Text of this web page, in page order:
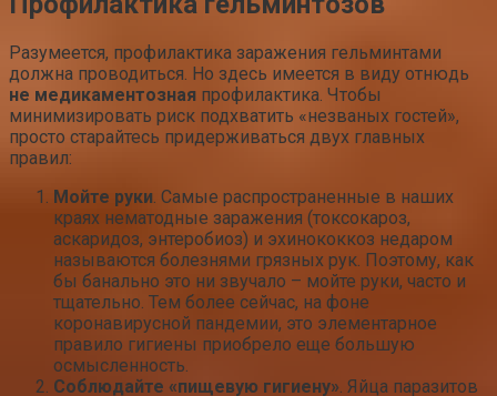
Разумеется, профилактика заражения гельминтами
должна проводиться. Но здесь имеется в виду отнюдь
не медикаментозная профилактика. Чтобы
минимизировать риск подхватить «незваных гостей»,
просто старайтесь придерживаться двух главных
правил:
Мойте руки. Самые распространенные в наших
краях нематодные заражения (токсокароз,
аскаридоз, энтеробиоз) и эхинококкоз недаром
называются болезнями грязных рук. Поэтому, как
бы банально это ни звучало – мойте руки, часто и
тщательно. Тем более сейчас, на фоне
коронавирусной пандемии, это элементарное
правило гигиены приобрело еще большую
осмысленность.
Соблюдайте «пищевую гигиену». Яйца паразитов